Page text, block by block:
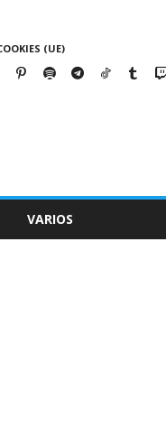
(UE)
VARIOS